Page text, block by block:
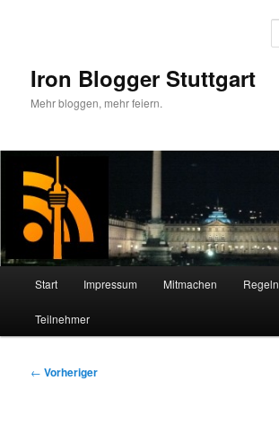
Iron Blogger Stuttgart
Mehr bloggen, mehr feiern.
Start Impressum Mitmachen Regeln
Teilnehmer
Beitragsnavigation
← Vorheriger